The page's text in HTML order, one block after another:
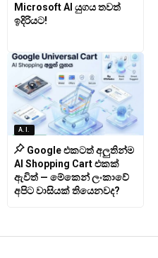
Microsoft AI යුගය තවත්
ඉදිරියට!
A.I.
Google එකටත් අලුතින්ම
AI Shopping Cart එකක්
ඇවිත් — මේකෙන් ලංකාවේ
අපිට වාසියක් තියෙනවද?